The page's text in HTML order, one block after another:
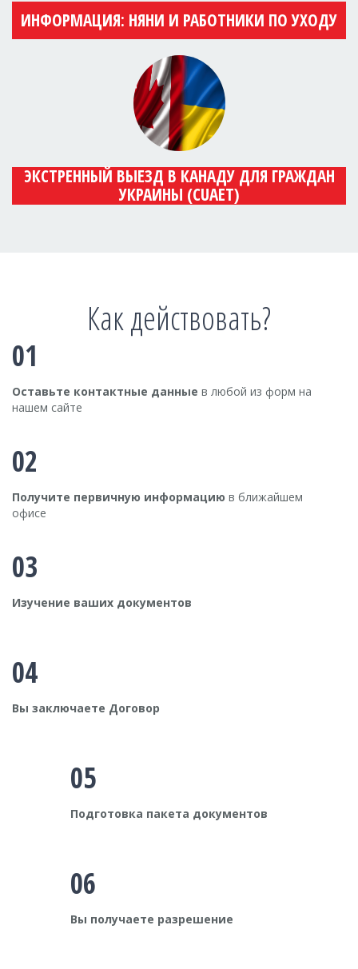
ИНФОРМАЦИЯ: НЯНИ И РАБОТНИКИ ПО УХОДУ
ЭКСТРЕННЫЙ ВЫЕЗД В КАНАДУ ДЛЯ ГРАЖДАН
УКРАИНЫ (CUAET)
Как действовать?
01
Оставьте контактные данные в любой из форм на
нашем сайте
02
Получите первичную информацию в ближайшем
офисе
03
Изучение ваших документов
04
Вы заключаете Договор
05
Подготовка пакета документов
06
Вы получаете разрешение